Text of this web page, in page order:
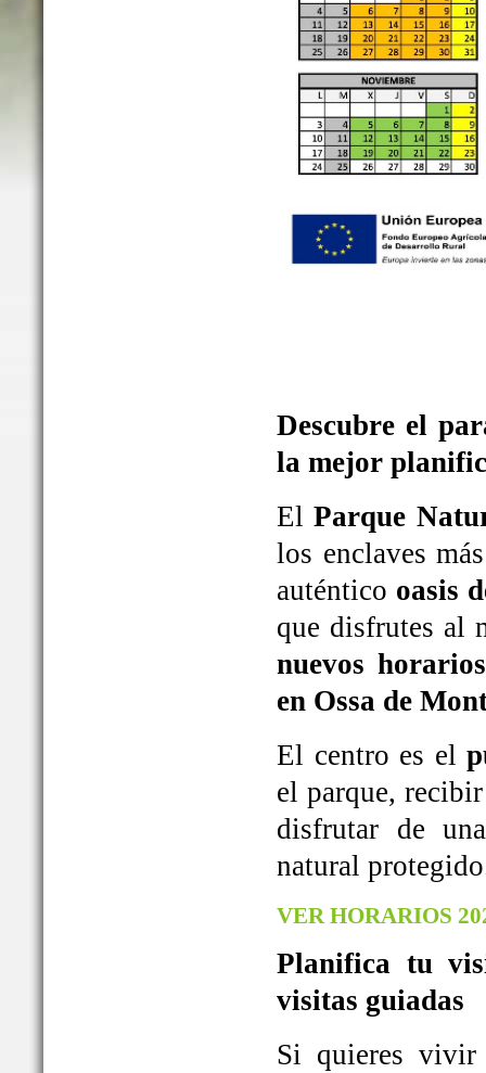
Descubre el
la mejor
ElParque
los enclaves
auténtico oasis
que disfrutes al
nuevos
en Ossa de
El centro es el
el parque,
disfrutar de
natural
VER HORARIOS
Planifica tu
visitas guiadas
Si quieres